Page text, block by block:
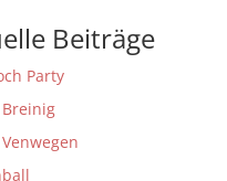
Beiträge
Party